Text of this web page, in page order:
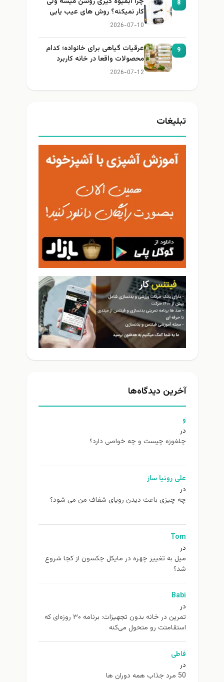
8
کار نمیکنه؟ روش های عیب یابی
2026-07-10
9
عرقیات گیاهی برای خانواده؛ کدام
محصولات واقعا در خانه کاربرد
دارند؟
2026-07-12
تبلیغات
آخرین دیدگاه‌ها
و
در
چلغوزه چیست و چه خواصی دارد؟
علی روئیا ساز
در
چه چیزی باعث دیدن رویای شفاف من می شود؟
Tom
در
ميل به تغيير چهره در مایکل جکسون از كجا شروع
شد؟
Babi
در
تمرین در خانه بدون تجهیزات: برنامه ۳۰ روزه‌ای که
استقامتت رو متحول می‌کنه
فاطی
در
50 مرد جذاب همه دوران ها